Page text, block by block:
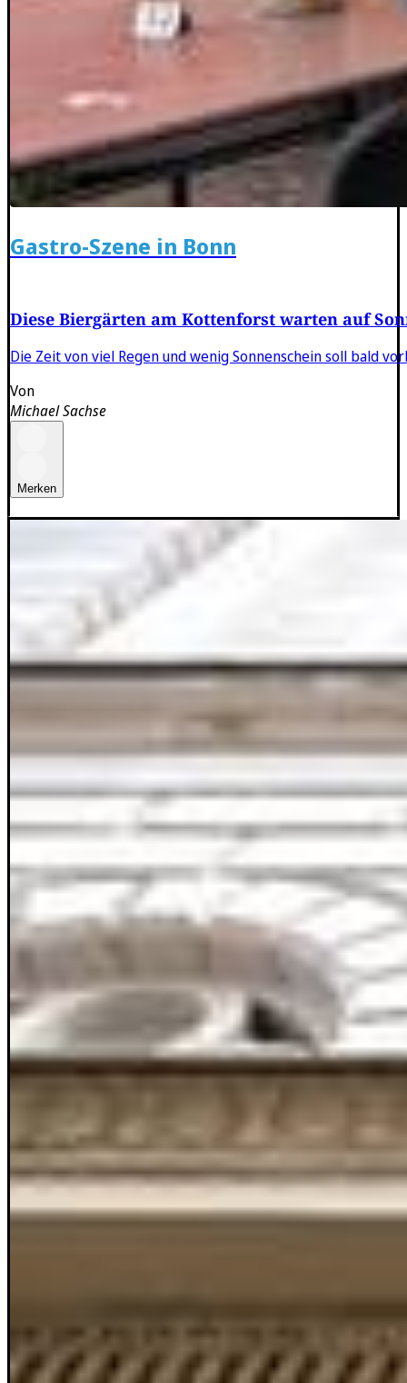
Gastro-Szene in Bonn
Diese Biergärten am Kottenforst warten auf
Die Zeit von viel Regen und wenig Sonnenschein soll bald
Von
Michael Sachse
Merken